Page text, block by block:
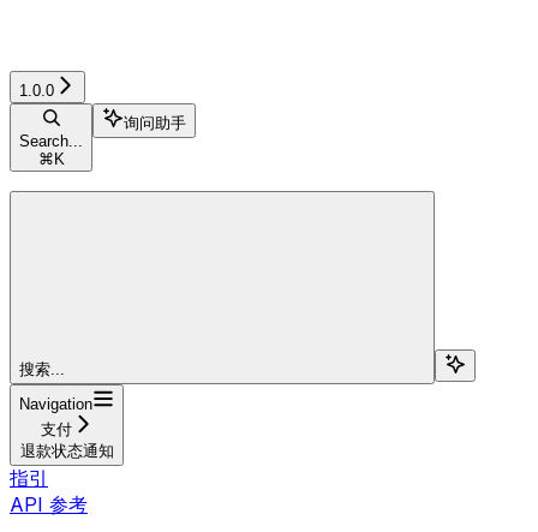
1.0.0
Search...
⌘ K
询问助手
搜索...
Navigation
支付
退款状态通知
指引
API 参考